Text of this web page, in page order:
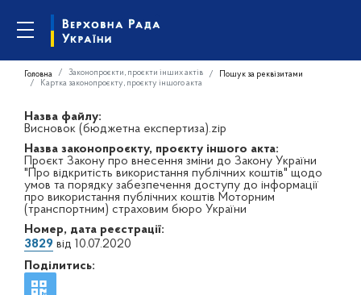
Головна Законопроєкти, проєкти інших актів
Пошук за реквізитами
Картка законопроєкту, проєкту іншого акта
Назва файлу:
Висновок (бюджетна експертиза).zip
Назва законопроєкту, проєкту іншого акта:
Проєкт Закону про внесення зміни до Закону України
"Про відкритість використання публічних коштів" щодо
умов та порядку забезпечення доступу до інформації
про використання публічних коштів Моторним
(транспортним) страховим бюро України
Номер, дата реєстрації:
3829 від 10.07.2020
Поділитись: